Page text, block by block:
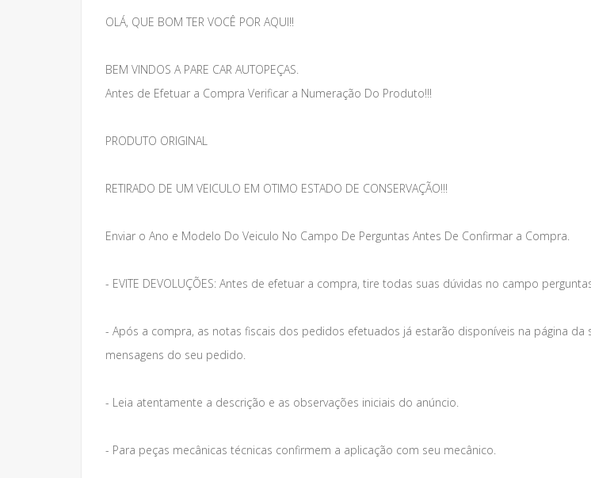
OLÁ, QUE BOM TER VOCÊ POR AQUI!!
BEM VINDOS A PARE CAR AUTOPEÇAS.
Antes de Efetuar a Compra Verificar a Numeração Do Produto!!!
PRODUTO ORIGINAL
RETIRADO DE UM VEICULO EM OTIMO ESTADO DE CONSERVAÇÃO!!!
Enviar o Ano e Modelo Do Veiculo No Campo De Perguntas Antes De Confirmar a Compra.
- EVITE DEVOLUÇÕES: Antes de efetuar a compra, tire todas suas dúvidas no campo
- Após a compra, as notas fiscais dos pedidos efetuados já estarão disponíveis na página
mensagens do seu pedido.
- Leia atentamente a descrição e as observações iniciais do anúncio.
- Para peças mecânicas técnicas confirmem a aplicação com seu mecânico.